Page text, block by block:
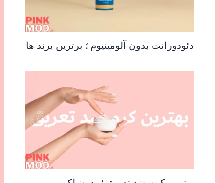
دئودورانت بدون آلومینیوم ؛ برترین برند ها